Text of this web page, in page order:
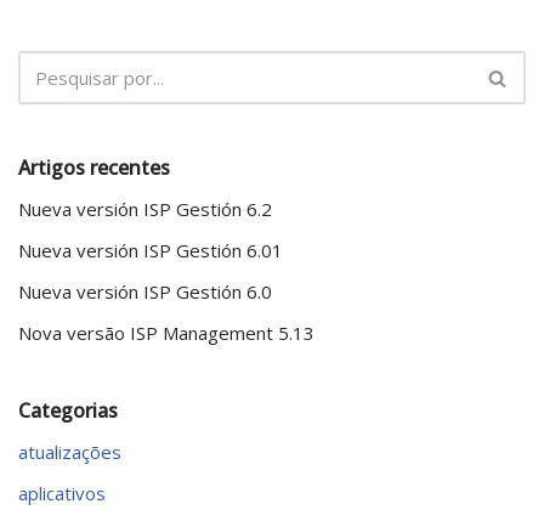
Artigos recentes
Nueva versión ISP Gestión 6.2
Nueva versión ISP Gestión 6.01
Nueva versión ISP Gestión 6.0
Nova versão ISP Management 5.13
Categorias
atualizações
aplicativos